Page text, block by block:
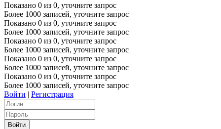
Показано 0 из 0, уточните запрос
Более 1000 записей, уточните запрос
Показано 0 из 0, уточните запрос
Более 1000 записей, уточните запрос
Показано 0 из 0, уточните запрос
Более 1000 записей, уточните запрос
Показано 0 из 0, уточните запрос
Более 1000 записей, уточните запрос
Показано 0 из 0, уточните запрос
Более 1000 записей, уточните запрос
Войти | Регистрация